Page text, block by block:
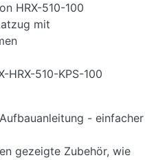
HRX-510-100
mit
HRX-510-KPS-100
- einfacher
gezeigte Zubehör, wie